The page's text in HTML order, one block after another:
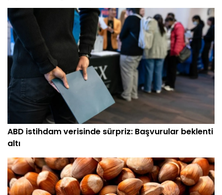
ABD istihdam verisinde sürpriz: Başvurular beklenti
altı